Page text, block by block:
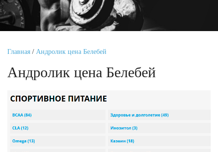
Главная / Андролик цена Белебей
Андролик цена Белебей